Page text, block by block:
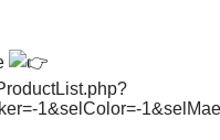
1&selColor=-